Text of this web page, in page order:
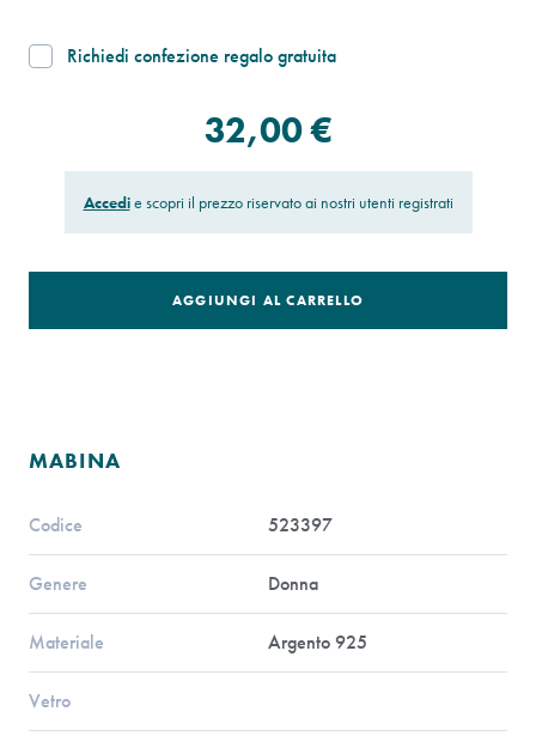
Richiedi confezione regalo gratuita
32,00 €
Accedie scopri il prezzo riservato ai nostri utenti registrati
AGGIUNGI AL CARRELLO
MABINA
Codice 523397
Genere Donna
Materiale Argento 925
Vetro